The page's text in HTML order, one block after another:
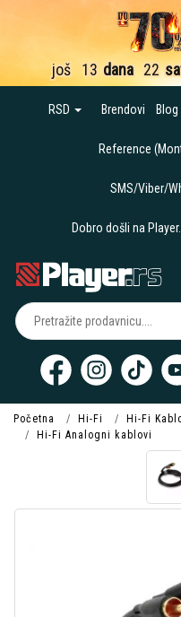
još 13 dana 22
RSD Brendovi Blog
Reference
SMS/Viber/
Dobro došli na
Početna Hi-Fi
Hi-Fi
Hi-Fi Analogni kablovi